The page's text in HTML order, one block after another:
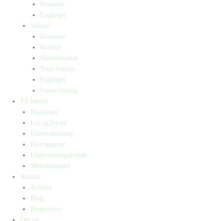
Romaner
Fagbøger
Voksne
Romance
Krimier
Skønlitteratur
True Stories
Fagbøger
Undervisning
Til lærere
Bogkasser
Lix og let-tal
Universlæsning
Elevopgaver
Undervisningsforløb
Messekalender
Aktuelt
Artikler
Blog
Bogtrailere